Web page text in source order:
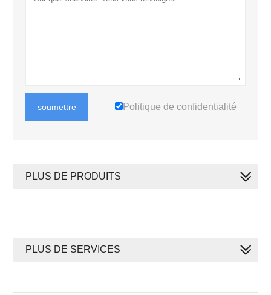
soumettre Politique de confidentialité
PLUS DE PRODUITS
PLUS DE SERVICES